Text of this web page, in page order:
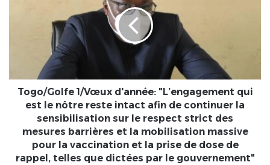
reste
intact
continuer
sensibilisation
Togo/Golfe 1/Vœux d'année: "L’engagement qui
est le nôtre reste intact afin de continuer la
sensibilisation sur le respect strict des
mesures barrières et la mobilisation massive
pour la vaccination et la prise de dose de
rappel, telles que dictées par le gouvernement"